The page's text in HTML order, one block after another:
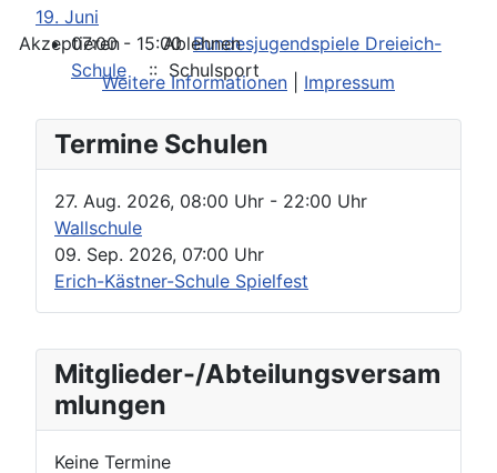
Mitglieder-/Abteilungsversam
mlungen
Keine Termine
19. Juni
07:00 - 15:00Bundesjugendspiele Dreieich-
Schule
:: Schulsport
Termine Schulen
27. Aug. 2026, 08:00 Uhr - 22:00 Uhr
Wallschule
09. Sep. 2026, 07:00 Uhr
Erich-Kästner-Schule Spielfest
Akzeptieren
Ablehnen
Weitere Informationen
Impressum